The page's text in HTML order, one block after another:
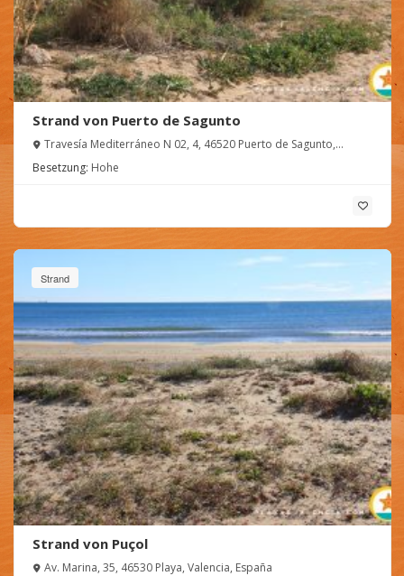
Strand von Puerto de Sagunto
Travesía Mediterráneo N 02, 4, 46520 Puerto de Sagunto,
Besetzung: Hohe
Strand
Strand von Puçol
Av. Marina, 35, 46530 Playa, Valencia, España